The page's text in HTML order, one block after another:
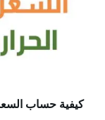
كيفية حساب